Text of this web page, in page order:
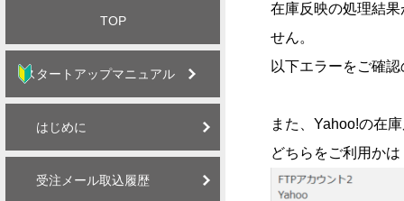
TOP
スタートアップマニュアル
はじめに
受注メール取込履歴
在庫反映の処理結
せん。
以下エラーをご確
また、Yahoo!の在
どちらをご利用か